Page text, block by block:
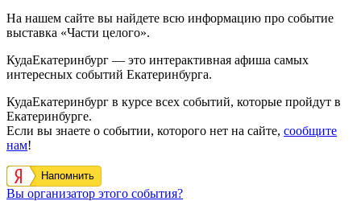
На нашем сайте вы найдете всю информацию про событие
выставка «Части целого».
КудаЕкатеринбург — это интерактивная афиша самых
интересных событий Екатеринбурга.
КудаЕкатеринбург в курсе всех событий, которые пройдут в
Екатеринбурге.
Если вы знаете о событии, которого нет на сайте, сообщите
нам!
Напомнить
Вы организатор этого события?